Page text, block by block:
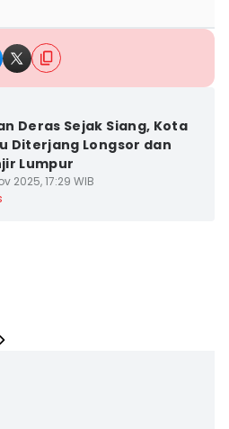
Deras Sejak Siang, Kota
Diterjang Longsor dan
Lumpur
2025, 17:29 WIB